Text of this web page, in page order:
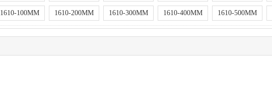
1610-100MM 1610-200MM 1610-300MM 1610-400MM 1610-500MM